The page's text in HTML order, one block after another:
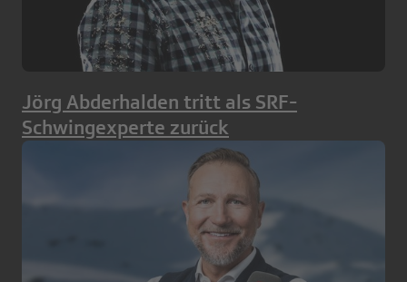
Jörg Abderhalden tritt als SRF-
Schwingexperte zurück